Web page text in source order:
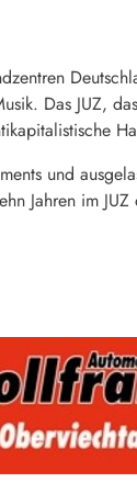
Das JUZ,
und
Jahren im